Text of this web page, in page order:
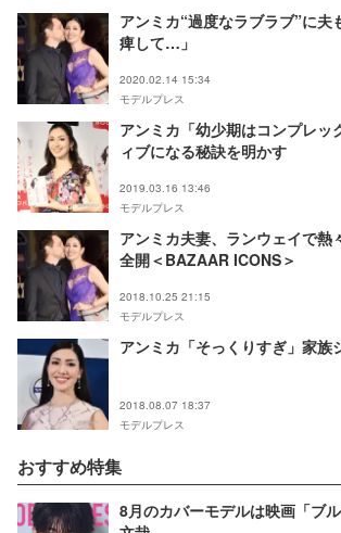
アンミカ“過度なラブラブ”に夫
痺して…」
2020.02.14 15:34
モデルプレス
アンミカ「幼少期はコンプレッ
ィブになる秘訣を明かす
2019.03.16 13:46
モデルプレス
アンミカ夫妻、ランウェイで熱
全開＜BAZAAR ICONS＞
2018.10.25 21:15
モデルプレス
アンミカ「そっくりすぎ」家族
2018.08.07 18:37
モデルプレス
おすすめ特集
8月のカバーモデルは映画「ブ